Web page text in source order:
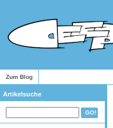
Zum Blog
Artikelsuche